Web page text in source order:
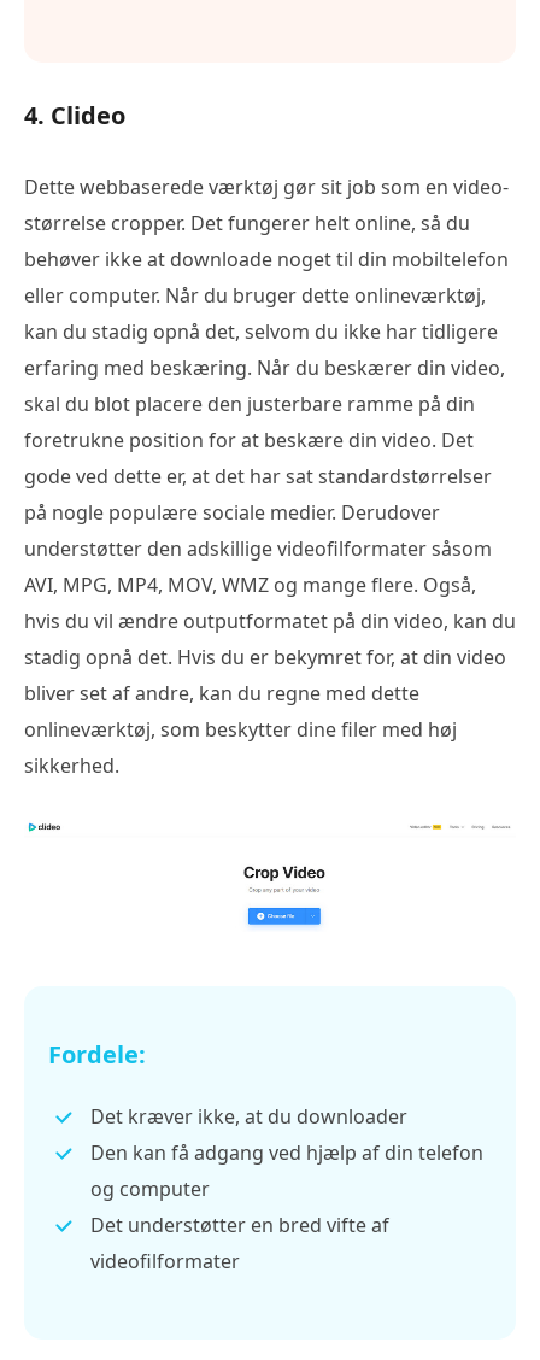
4. Clideo
Dette webbaserede værktøj gør sit job som en video-
størrelse cropper. Det fungerer helt online, så du
behøver ikke at downloade noget til din mobiltelefon
eller computer. Når du bruger dette onlineværktøj,
kan du stadig opnå det, selvom du ikke har tidligere
erfaring med beskæring. Når du beskærer din video,
skal du blot placere den justerbare ramme på din
foretrukne position for at beskære din video. Det
gode ved dette er, at det har sat standardstørrelser
på nogle populære sociale medier. Derudover
understøtter den adskillige videofilformater såsom
AVI, MPG, MP4, MOV, WMZ og mange flere. Også,
hvis du vil ændre outputformatet på din video, kan du
stadig opnå det. Hvis du er bekymret for, at din video
bliver set af andre, kan du regne med dette
onlineværktøj, som beskytter dine filer med høj
sikkerhed.
Fordele:
Det kræver ikke, at du downloader
Den kan få adgang ved hjælp af din telefon
og computer
Det understøtter en bred vifte af
videofilformater